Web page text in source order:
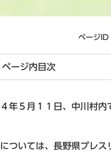
ページ
ページ内目次
年５月１１日、中川村
ついては、長野県プレス